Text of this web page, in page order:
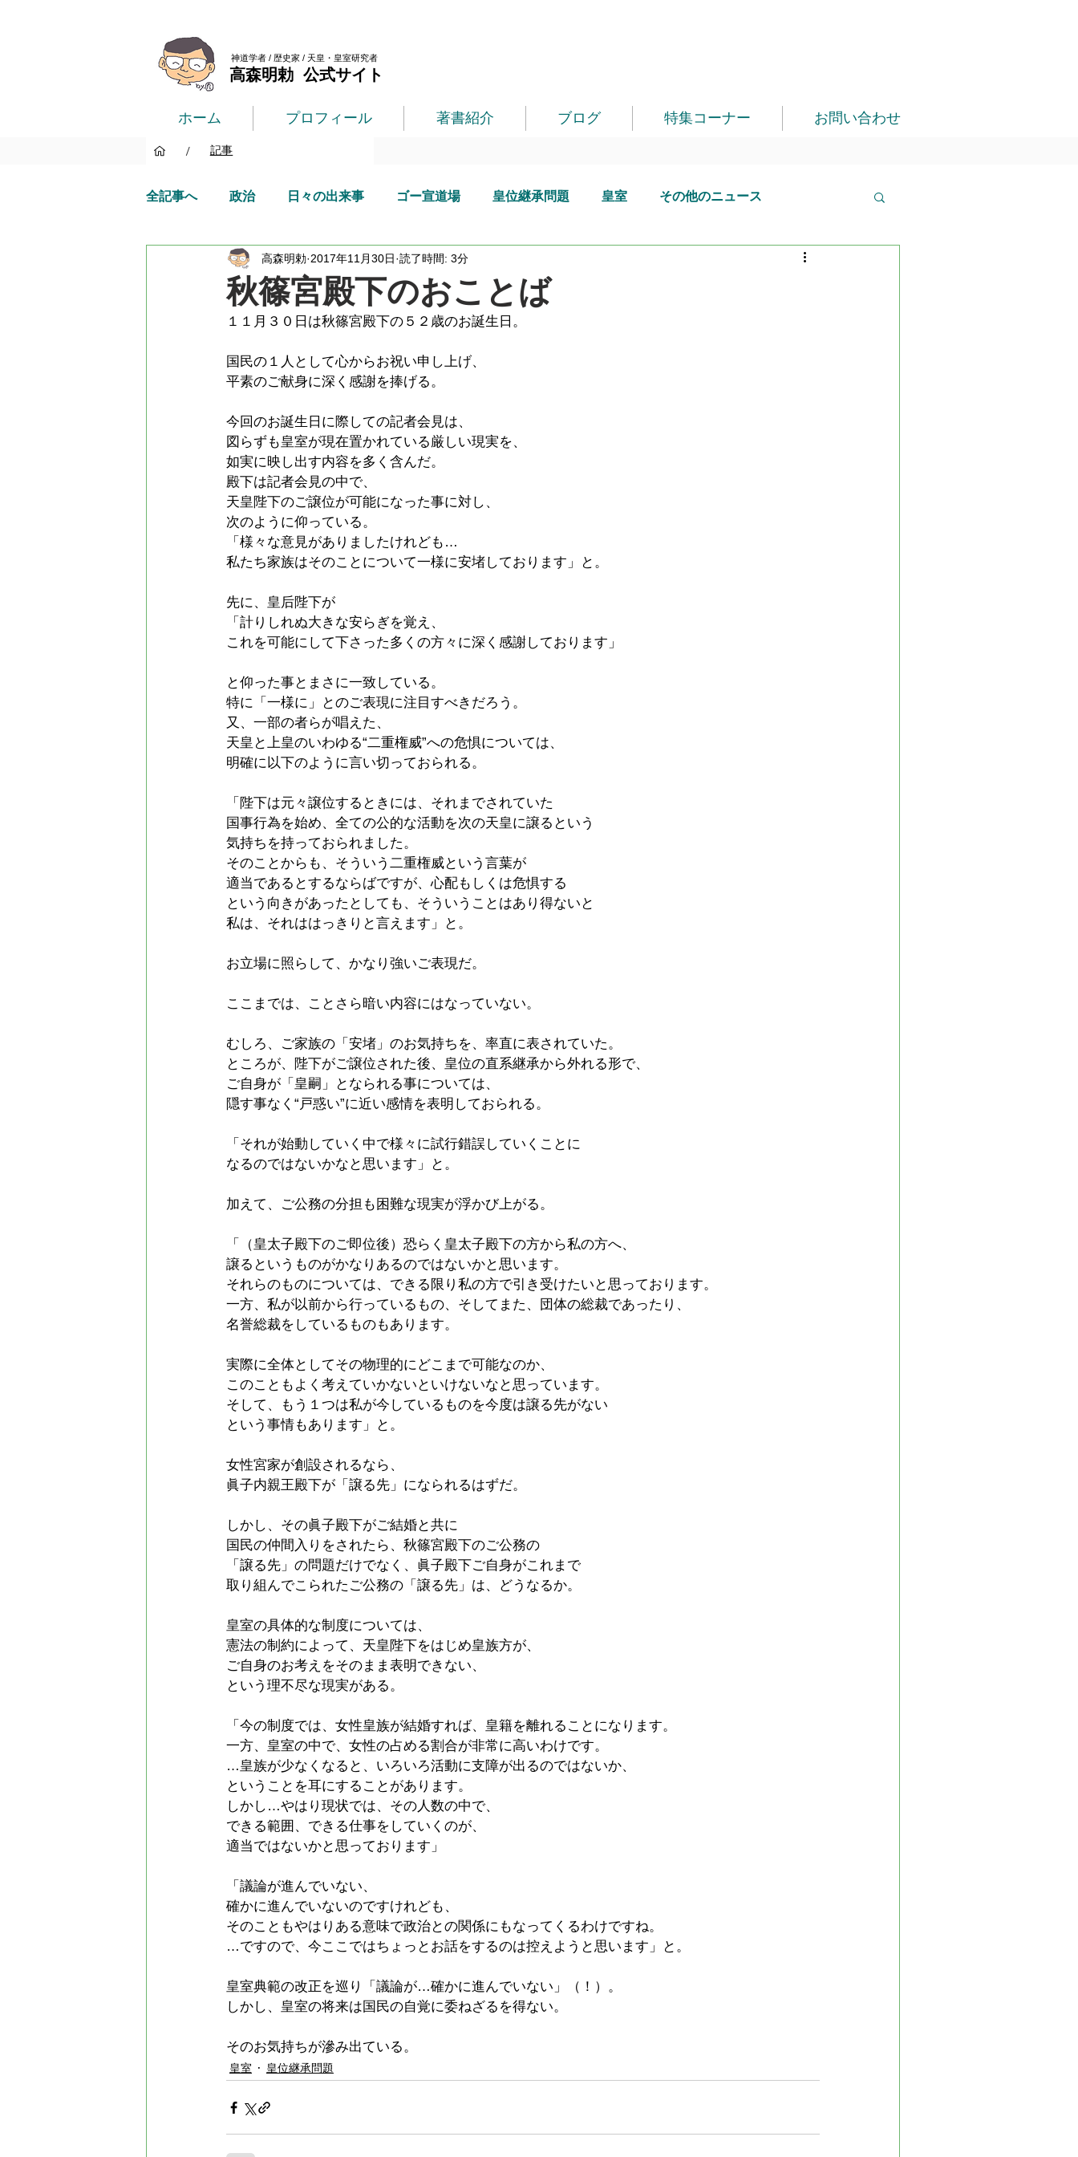
神道学者 / 歴史家 / 天皇・皇室研究者
高森明勅 公式サイト
ホーム プロフィール 著書紹介 ブログ 特集コーナー お問い合わせ
/ 記事
全記事へ 政治 日々の出来事 ゴー宣道場 皇位継承問題 皇室 その他のニュース
秋篠宮殿下のおことば
高森明勅 2017年11月30日 読了時間: 3分
１１月３０日は秋篠宮殿下の５２歳のお誕生日。
国民の１人として心からお祝い申し上げ、
平素のご献身に深く感謝を捧げる。
今回のお誕生日に際しての記者会見は、
図らずも皇室が現在置かれている厳しい現実を、
如実に映し出す内容を多く含んだ。
殿下は記者会見の中で、
天皇陛下のご譲位が可能になった事に対し、
次のように仰っている。
「様々な意見がありましたけれども…
私たち家族はそのことについて一様に安堵しております」と。
先に、皇后陛下が
「計りしれぬ大きな安らぎを覚え、
これを可能にして下さった多くの方々に深く感謝しております」
と仰った事とまさに一致している。
特に「一様に」とのご表現に注目すべきだろう。
又、一部の者らが唱えた、
天皇と上皇のいわゆる“二重権威”への危惧については、
明確に以下のように言い切っておられる。
「陛下は元々譲位するときには、それまでされていた
国事行為を始め、全ての公的な活動を次の天皇に譲るという
気持ちを持っておられました。
そのことからも、そういう二重権威という言葉が
適当であるとするならばですが、心配もしくは危惧する
という向きがあったとしても、そういうことはあり得ないと
私は、それははっきりと言えます」と。
お立場に照らして、かなり強いご表現だ。
ここまでは、ことさら暗い内容にはなっていない。
むしろ、ご家族の「安堵」のお気持ちを、率直に表されていた。
ところが、陛下がご譲位された後、皇位の直系継承から外れる形で、
ご自身が「皇嗣」となられる事については、
隠す事なく“戸惑い”に近い感情を表明しておられる。
「それが始動していく中で様々に試行錯誤していくことに
なるのではないかなと思います」と。
加えて、ご公務の分担も困難な現実が浮かび上がる。
「（皇太子殿下のご即位後）恐らく皇太子殿下の方から私の方へ、
譲るというものがかなりあるのではないかと思います。
それらのものについては、できる限り私の方で引き受けたいと思っております。
一方、私が以前から行っているもの、そしてまた、団体の総裁であったり、
名誉総裁をしているものもあります。
実際に全体としてその物理的にどこまで可能なのか、
このこともよく考えていかないといけないなと思っています。
そして、もう１つは私が今しているものを今度は譲る先がない
という事情もあります」と。
女性宮家が創設されるなら、
眞子内親王殿下が「譲る先」になられるはずだ。
しかし、その眞子殿下がご結婚と共に
国民の仲間入りをされたら、秋篠宮殿下のご公務の
「譲る先」の問題だけでなく、眞子殿下ご自身がこれまで
取り組んでこられたご公務の「譲る先」は、どうなるか。
皇室の具体的な制度については、
憲法の制約によって、天皇陛下をはじめ皇族方が、
ご自身のお考えをそのまま表明できない、
という理不尽な現実がある。
「今の制度では、女性皇族が結婚すれば、皇籍を離れることになります。
一方、皇室の中で、女性の占める割合が非常に高いわけです。
…皇族が少なくなると、いろいろ活動に支障が出るのではないか、
ということを耳にすることがあります。
しかし…やはり現状では、その人数の中で、
できる範囲、できる仕事をしていくのが、
適当ではないかと思っております」
「議論が進んでいない、
確かに進んでいないのですけれども、
そのこともやはりある意味で政治との関係にもなってくるわけですね。
…ですので、今ここではちょっとお話をするのは控えようと思います」と。
皇室典範の改正を巡り「議論が…確かに進んでいない」（！）。
しかし、皇室の将来は国民の自覚に委ねざるを得ない。
そのお気持ちが滲み出ている。
皇室 皇位継承問題